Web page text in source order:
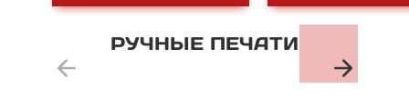
РУЧНЫЕ ПЕЧАТИ